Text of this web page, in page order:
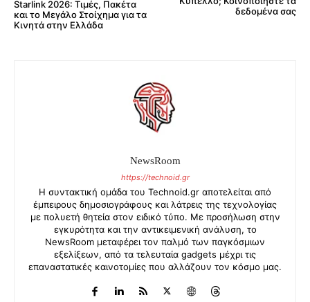
Starlink 2026: Τιμές, Πακέτα
και το Μεγάλο Στοίχημα για τα
Κινητά στην Ελλάδα
δεδομένα σας
NewsRoom
https://technoid.gr
Η συντακτική ομάδα του Technoid.gr αποτελείται από
έμπειρους δημοσιογράφους και λάτρεις της τεχνολογίας
με πολυετή θητεία στον ειδικό τύπο. Με προσήλωση στην
εγκυρότητα και την αντικειμενική ανάλυση, το
NewsRoom μεταφέρει τον παλμό των παγκόσμιων
εξελίξεων, από τα τελευταία gadgets μέχρι τις
επαναστατικές καινοτομίες που αλλάζουν τον κόσμο μας.